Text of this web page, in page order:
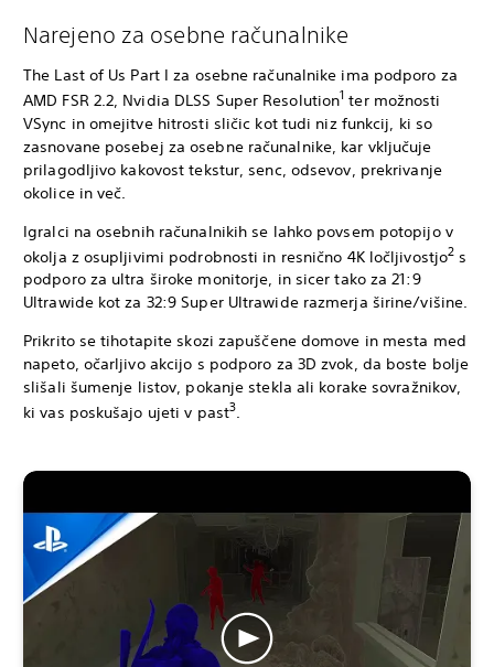
Narejeno za osebne računalnike
The Last of Us Part I za osebne računalnike ima podporo za
AMD FSR 2.2, Nvidia DLSS Super Resolution1 ter možnosti
VSync in omejitve hitrosti sličic kot tudi niz funkcij, ki so
zasnovane posebej za osebne računalnike, kar vključuje
prilagodljivo kakovost tekstur, senc, odsevov, prekrivanje
okolice in več.
Igralci na osebnih računalnikih se lahko povsem potopijo v
okolja z osupljivimi podrobnosti in resnično 4K ločljivostjo2 s
podporo za ultra široke monitorje, in sicer tako za 21:9
Ultrawide kot za 32:9 Super Ultrawide razmerja širine/višine.
Prikrito se tihotapite skozi zapuščene domove in mesta med
napeto, očarljivo akcijo s podporo za 3D zvok, da boste bolje
slišali šumenje listov, pokanje stekla ali korake sovražnikov,
ki vas poskušajo ujeti v past3.